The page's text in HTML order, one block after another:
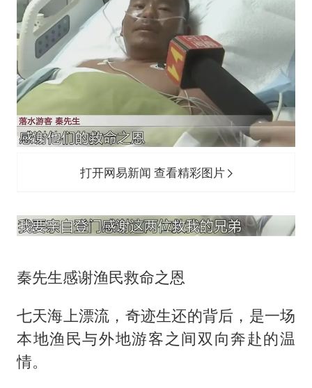
打开网易新闻 查看精彩图片
秦先生感谢渔民救命之恩
七天海上漂流，奇迹生还的背后，是一场
本地渔民与外地游客之间双向奔赴的温
情。